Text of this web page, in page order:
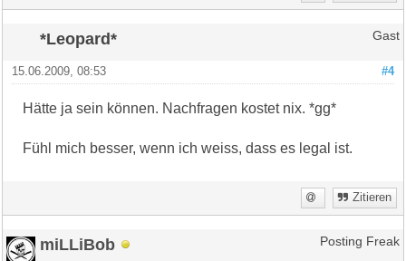
*Leopard* Gast
#4
15.06.2009, 08:53
Hätte ja sein können. Nachfragen kostet nix. *gg*
Fühl mich besser, wenn ich weiss, dass es legal ist.
Zitieren
miLLiBob Posting Freak